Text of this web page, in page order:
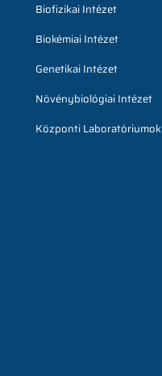
Biofizikai Intézet
Biokémiai Intézet
Genetikai Intézet
Növénybiológiai Intézet
Központi Laboratóriumok